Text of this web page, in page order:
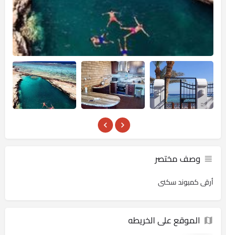
وصف مختصر
أرقى كمبوند سكنى
الموقع على الخريطه